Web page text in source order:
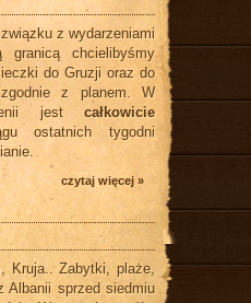
z wydarzeniami
granicą chcielibyśmy
do Gruzji oraz do
z planem. W
jest całkowicie
ostatnich tygodni
czytaj więcej »
Kruja.. Zabytki, plaże,
Albanii sprzed siedmiu